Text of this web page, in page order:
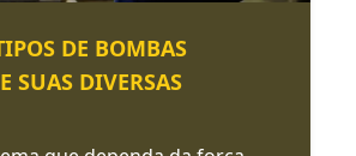
DE BOMBAS
SUAS DIVERSAS